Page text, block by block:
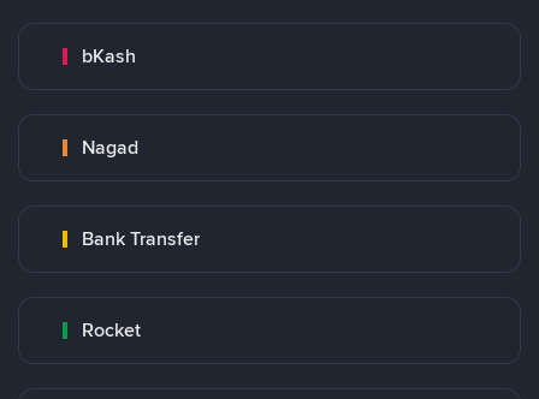
bKash
Nagad
Bank Transfer
Rocket